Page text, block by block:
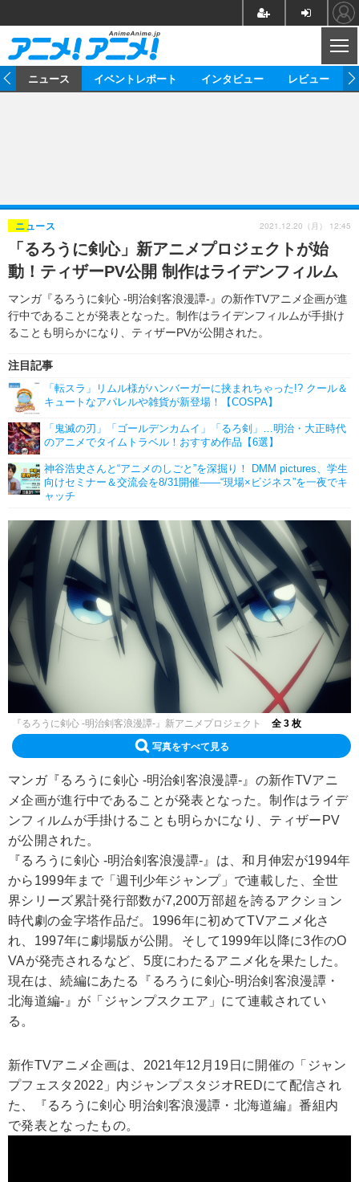
ゲーム グッズ
イベント 海外
海外イベント ビジネス
俳優・タレント アーティスト
ビジネス
アニメ 実写
書評
ゲーム 座談会
動画
アニメ！アニメ！TV ABEMA Cafe
ニュース イベントレポート インタビュー レビュー
「るろうに剣心」新アニメプロジェクトが始
動！ティザーPV公開 制作はライデンフィルム
マンガ『るろうに剣心 -明治剣客浪漫譚-』の新作TVアニメ企画が進
行中であることが発表となった。制作はライデンフィルムが手掛け
ることも明らかになり、ティザーPVが公開された。
ニュース
注目記事
「転スラ」リムル様がハンバーガーに挟まれちゃった!? クール＆
キュートなアパレルや雑貨が新登場！【COSPA】
「鬼滅の刃」「ゴールデンカムイ」「るろ剣」…明治・大正時代
のアニメでタイムトラベル！おすすめ作品【6選】
神谷浩史さんと“アニメのしごと”を深掘り！ DMM pictures、学生
向けセミナー＆交流会を8/31開催――“現場×ビジネス”を一夜でキ
ャッチ
2021.12.20（月） 12:45
『るろうに剣心 -明治剣客浪漫譚-』新アニメプロジェクト 全 3 枚
写真をすべて見る
マンガ『るろうに剣心 -明治剣客浪漫譚-』の新作TVアニ
メ企画が進行中であることが発表となった。制作はライデ
ンフィルムが手掛けることも明らかになり、ティザーPV
が公開された。
『るろうに剣心 -明治剣客浪漫譚-』は、和月伸宏が1994年
から1999年まで「週刊少年ジャンプ」で連載した、全世
界シリーズ累計発行部数が7,200万部超を誇るアクション
時代劇の金字塔作品だ。1996年に初めてTVアニメ化さ
れ、1997年に劇場版が公開。そして1999年以降に3作のO
VAが発売されるなど、5度にわたるアニメ化を果たした。
現在は、続編にあたる『るろうに剣心‐明治剣客浪漫譚・
北海道編‐』が「ジャンプスクエア」にて連載されてい
る。
新作TVアニメ企画は、2021年12月19日に開催の「ジャン
プフェスタ2022」内ジャンプスタジオREDにて配信され
た、『るろうに剣心 明治剣客浪漫譚・北海道編』番組内
で発表となったもの。